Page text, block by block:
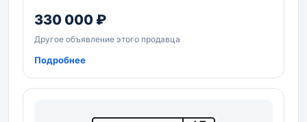
330 000 ₽
Другое объявление этого продавца
Подробнее